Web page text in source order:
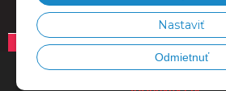
Nastaviť
Odmietnuť
© 2026 ESMALujeme.sk • NextShop&e-shop
OBJEDNÁVKU VÁM DORUČÍME KURIÉROM